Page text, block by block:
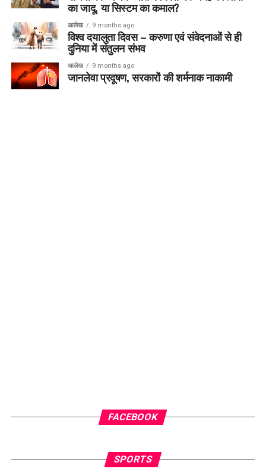
का जादू, या सिस्टम का कमाल?
आलेख 9 months ago
विश्व दयालुता दिवस – करुणा एवं संवेदनाओं से ही
दुनिया में संतुलन संभव
आलेख 9 months ago
जानलेवा प्रदूषण, सरकारों की शर्मनाक नाकामी
FACEBOOK
SPORTS